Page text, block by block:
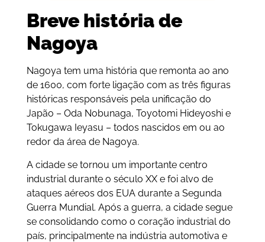
Breve história de
Nagoya
Nagoya tem uma história que remonta ao ano
de 1600, com forte ligação com as três figuras
históricas responsáveis pela unificação do
Japão – Oda Nobunaga, Toyotomi Hideyoshi e
Tokugawa Ieyasu – todos nascidos em ou ao
redor da área de Nagoya.
A cidade se tornou um importante centro
industrial durante o século XX e foi alvo de
ataques aéreos dos EUA durante a Segunda
Guerra Mundial. Após a guerra, a cidade segue
se consolidando como o coração industrial do
país, principalmente na indústria automotiva e